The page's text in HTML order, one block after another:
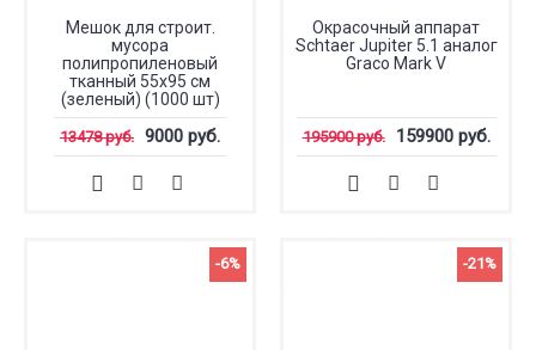
Мешок для строит.
мусора
полипропиленовый
тканный 55х95 см
(зеленый) (1000 шт)
13478 руб. 9000 руб.
Окрасочный аппарат
Schtaer Jupiter 5.1 аналог
Graco Mark V
195900 руб. 159900 руб.
-6% -21%